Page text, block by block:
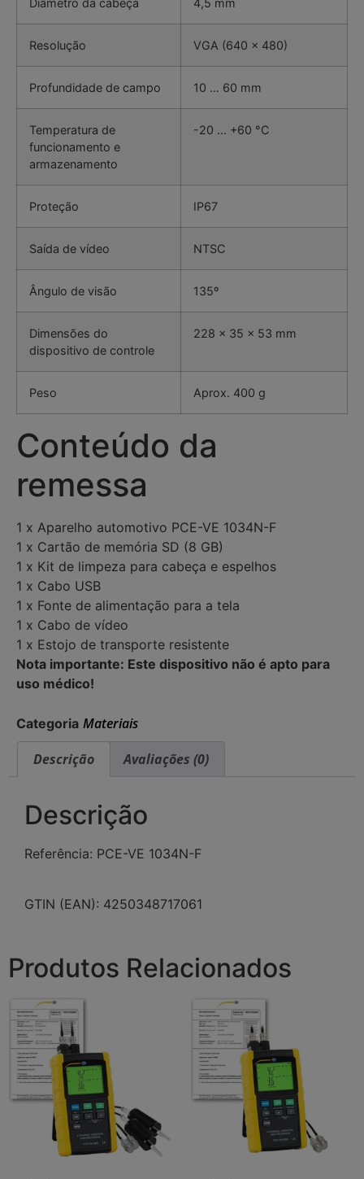
Diâmetro da cabeça 4,5 mm
Resolução VGA (640 x 480)
Profundidade de campo 10 … 60 mm
Temperatura de
funcionamento e
armazenamento
-20 … +60 °C
Proteção IP67
Saída de vídeo NTSC
Ângulo de visão 135º
Dimensões do
dispositivo de controle
228 x 35 x 53 mm
Peso Aprox. 400 g
Conteúdo da
remessa
1 x Aparelho automotivo PCE-VE 1034N-F
1 x Cartão de memória SD (8 GB)
1 x Kit de limpeza para cabeça e espelhos
1 x Cabo USB
1 x Fonte de alimentação para a tela
1 x Cabo de vídeo
1 x Estojo de transporte resistente
Nota importante: Este dispositivo não é apto para
uso médico!
Categoria Materiais
Descrição
Avaliações (0)
Descrição
Referência: PCE-VE 1034N-F
GTIN (EAN): 4250348717061
Produtos Relacionados